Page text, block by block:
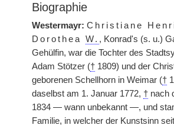
Biographie
Westermayr: Christiane
Dorothea W. , Konrad's (s. u.)
Gehülfin, war die Tochter des
Adam Stötzer († 1809) und der
geborenen Schellhorn in Weimar (†
daselbst am 1. Januar 1772, † nach
1834 — wann unbekannt —, und
Familie, in welcher der Kunstsinn